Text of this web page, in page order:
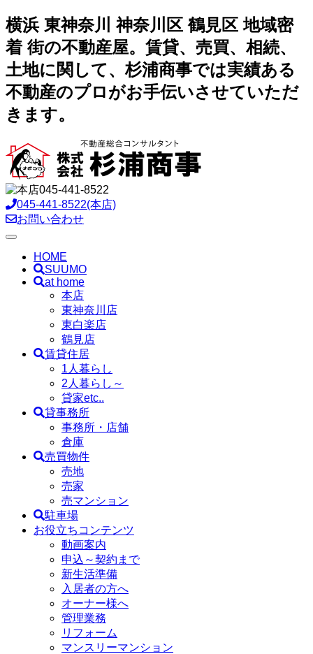
横浜 東神奈川 神奈川区 鶴見区 地域密
着 街の不動産屋。賃貸、売買、相続、
土地に関して、杉浦商事では実績ある
不動産のプロがお手伝いさせていただ
きます。
045-441-8522(本店)
お問い合わせ
toggle
navigationHOME
SUUMO
at home
本店
東神奈川店
東白楽店
鶴見店
賃貸住居
1人暮らし
2人暮らし～
貸家etc..
貸事務所
事務所・店舗
倉庫
売買物件
売地
売家
売マンション
駐車場
お役立ちコンテンツ
動画案内
申込～契約まで
新生活準備
入居者の方へ
オーナー様へ
管理業務
リフォーム
マンスリーマンション